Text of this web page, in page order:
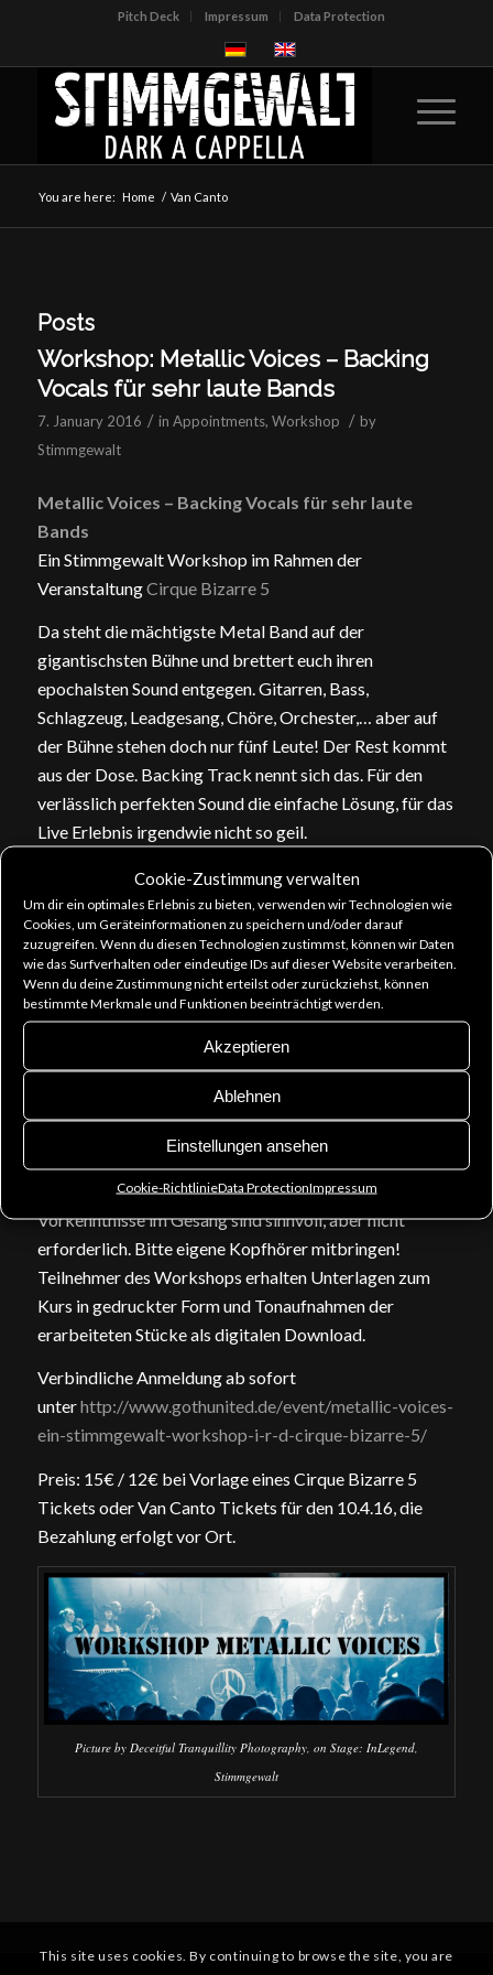
Cookie-Zustimmung verwalten
Um dir ein optimales Erlebnis zu bieten, verwenden wir Technologien wie
Cookies, um Geräteinformationen zu speichern und/oder darauf
zuzugreifen. Wenn du diesen Technologien zustimmst, können wir Daten
wie das Surfverhalten oder eindeutige IDs auf dieser Website verarbeiten.
Wenn du deine Zustimmung nicht erteilst oder zurückziehst, können
bestimmte Merkmale und Funktionen beeinträchtigt werden.
Akzeptieren
Ablehnen
Einstellungen ansehen
Cookie-RichtlinieData ProtectionImpressum
Pitch Deck Impressum Data Protection
You are here: Home / Van Canto
Posts
Workshop: Metallic Voices – Backing
Vocals für sehr laute Bands
7. January 2016 / in Appointments, Workshop / by
Stimmgewalt
Metallic Voices – Backing Vocals für sehr laute
Bands
Ein Stimmgewalt Workshop im Rahmen der
VeranstaltungCirque Bizarre 5
Da steht die mächtigste Metal Band auf der
gigantischsten Bühne und brettert euch ihren
epochalsten Sound entgegen. Gitarren, Bass,
Schlagzeug, Leadgesang, Chöre, Orchester,… aber auf
der Bühne stehen doch nur fünf Leute! Der Rest kommt
aus der Dose. Backing Track nennt sich das. Für den
verlässlich perfekten Sound die einfache Lösung, für das
Live Erlebnis irgendwie nicht so geil.
In diesem Workshop lernt ihr am realen Beispiel, wie
man als Chorsänger auf einer sehr lauten Bühne
überlebt – und jede Menge Spaß dabei hat! Wir werden
an verschiedenen Songs aus unterschiedlichen Genres
ausprobieren, wo der Unterschied zwischen „den
Vocals liegt. Dabei geben wir sowohl eine Einführung in
korrekte Mikrofonhaltung und das Singen mit In-Ear
Monitoring als auch in das Einpassen von Chören in
einen bestehenden Song und die Kunst des
Arrangierens, um den gewünschten Effekt zu erzielen.
Vorkenntnisse im Gesang sind sinnvoll, aber nicht
erforderlich. Bitte eigene Kopfhörer mitbringen!
Teilnehmer des Workshops erhalten Unterlagen zum
Kurs in gedruckter Form und Tonaufnahmen der
erarbeiteten Stücke als digitalen Download.
Verbindliche Anmeldung ab sofort
unterhttp://www.gothunited.de/event/metallic-voices-
ein-stimmgewalt-workshop-i-r-d-cirque-bizarre-5/
Preis: 15€ / 12€ bei Vorlage eines Cirque Bizarre 5
Tickets oder Van Canto Tickets für den 10.4.16, die
Bezahlung erfolgt vor Ort.
Picture by Deceitful Tranquillity Photography, on Stage: InLegend,
Stimmgewalt
This site uses cookies. By continuing to browse the site, you are